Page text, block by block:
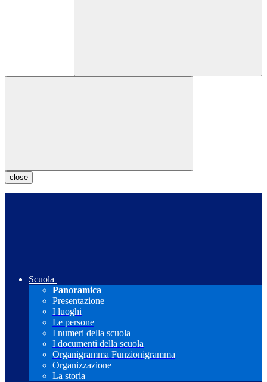
close
Scuola
Panoramica
Presentazione
I luoghi
Le persone
I numeri della scuola
I documenti della scuola
Organigramma Funzionigramma
Organizzazione
La storia